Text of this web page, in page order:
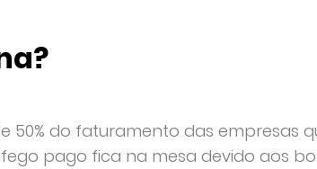
50% do faturamento das empresas
pago fica na mesa devido aos